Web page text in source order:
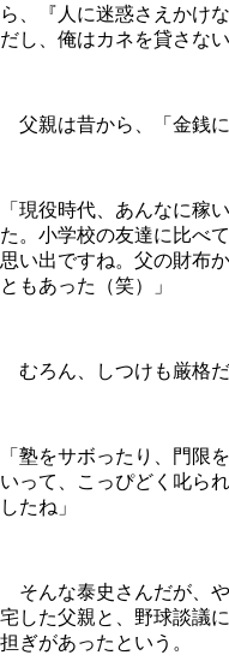
ら、『人に迷惑さえかけ
だし、俺はカネを貸さな
父親は昔から、「金銭に
「現役時代、あんなに稼
た。小学校の友達に比べ
思い出ですね。父の財布
ともあった（笑）」
むろん、しつけも厳格だ
「塾をサボったり、門限
いって、こっぴどく叱ら
したね」
そんな泰史さんだが、
宅した父親と、野球談議
担ぎがあったという。